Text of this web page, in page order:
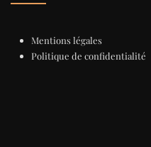
Mentions légales
Politique de confidentialité